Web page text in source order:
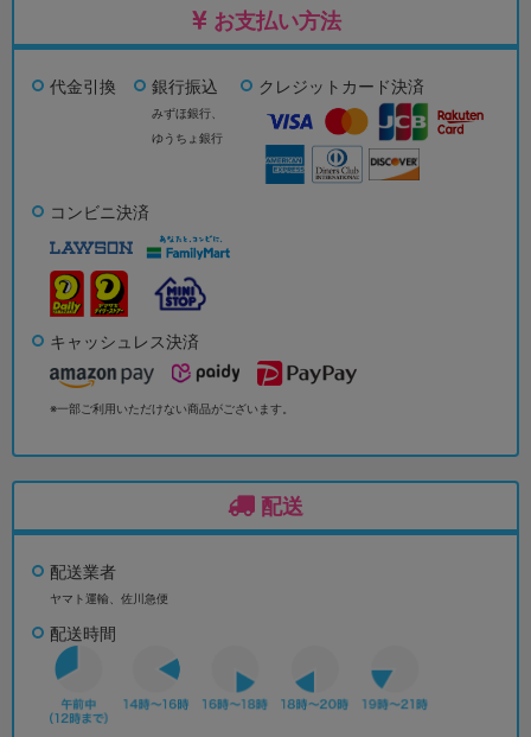
お支払い方法
代金引換 銀行振込
みずほ銀行、
ゆうちょ銀行
クレジットカード決済
コンビニ決済
キャッシュレス決済
※一部ご利用いただけない商品がございます。
配送
配送業者
ヤマト運輸、佐川急便
配送時間